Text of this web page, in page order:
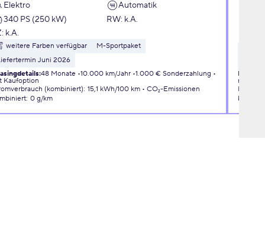
Elektro
Automatik
340 PS (250 kW)
RW: k.A.
k.A.
weitere Farben verfügbar
M-Sportpaket
Juni 2026
:48 Monate 10.000 km/Jahr 1.000 € Sonderzahlung
Kaufoption
(kombiniert): 15,1 kWh/100 km
CO₂-Emissionen
: 0 g/km
mit